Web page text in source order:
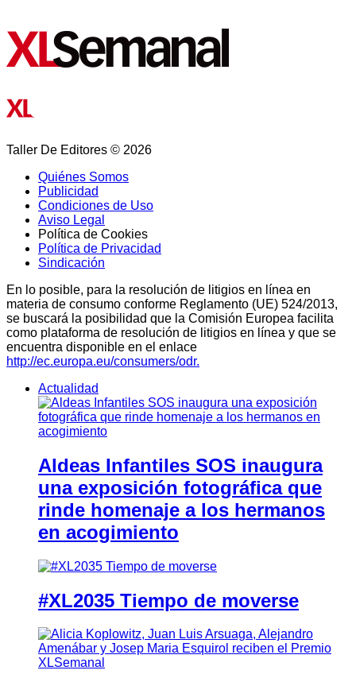
Taller De Editores © 2026
Quiénes Somos
Publicidad
Condiciones de Uso
Aviso Legal
Política de Cookies
Política de Privacidad
Sindicación
En lo posible, para la resolución de litigios en línea en
materia de consumo conforme Reglamento (UE) 524/2013,
se buscará la posibilidad que la Comisión Europea facilita
como plataforma de resolución de litigios en línea y que se
encuentra disponible en el enlace
http://ec.europa.eu/consumers/odr.
Actualidad
Aldeas Infantiles SOS inaugura
una exposición fotográfica que
rinde homenaje a los hermanos
en acogimiento
#XL2035 Tiempo de moverse